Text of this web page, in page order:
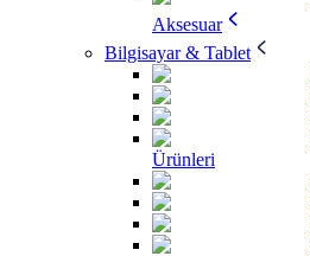
Aksesuar
Bilgisayar & Tablet
Ürünleri